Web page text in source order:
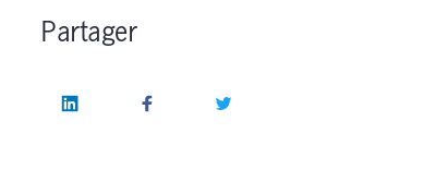
Partager
LinkedIn Facebook